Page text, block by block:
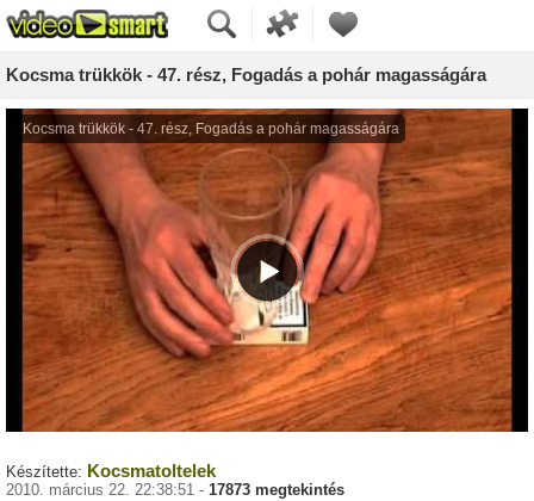
Kocsma trükkök - 47. rész, Fogadás a pohár magasságára
Készítette: Kocsmatoltelek
2010. március 22. 22:38:51 - 17873 megtekintés